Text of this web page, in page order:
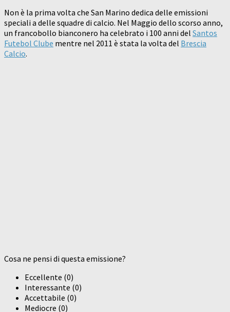
Non è la prima volta che San Marino dedica delle emissioni
speciali a delle squadre di calcio. Nel Maggio dello scorso anno,
un francobollo bianconero ha celebrato i 100 anni del Santos
Futebol Clube mentre nel 2011 è stata la volta del Brescia
Calcio.
Cosa ne pensi di questa emissione?
Eccellente (0)
Interessante (0)
Accettabile (0)
Mediocre (0)